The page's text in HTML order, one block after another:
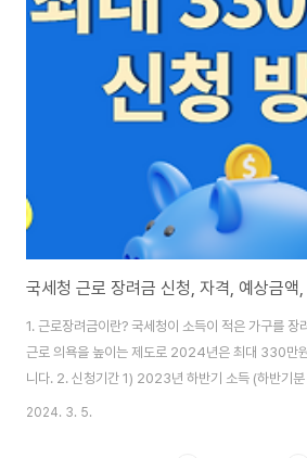
지시간 3월 28일(목) 오후 1:10분 샌프란시스코 로
빗슈 선발 2. 개막 2경기 2024년 3월 30일(토) 오
간 3월 29일(금) 오후 6:40분 샌디에이고 파드리스
국세청 근로 장려금 신청, 자격, 예상금액
1. 근로장려금이란? 국세청이 소득이 적은 가구를 장
근로 의욕을 높이는 제도로 2024년은 최대 330만
니다. 2. 신청기간 1) 2023년 하반기 소득 (하반기
2024년 3월 1일 ~ 15일 지급일 : 2024년 6월말
2024. 3. 5.